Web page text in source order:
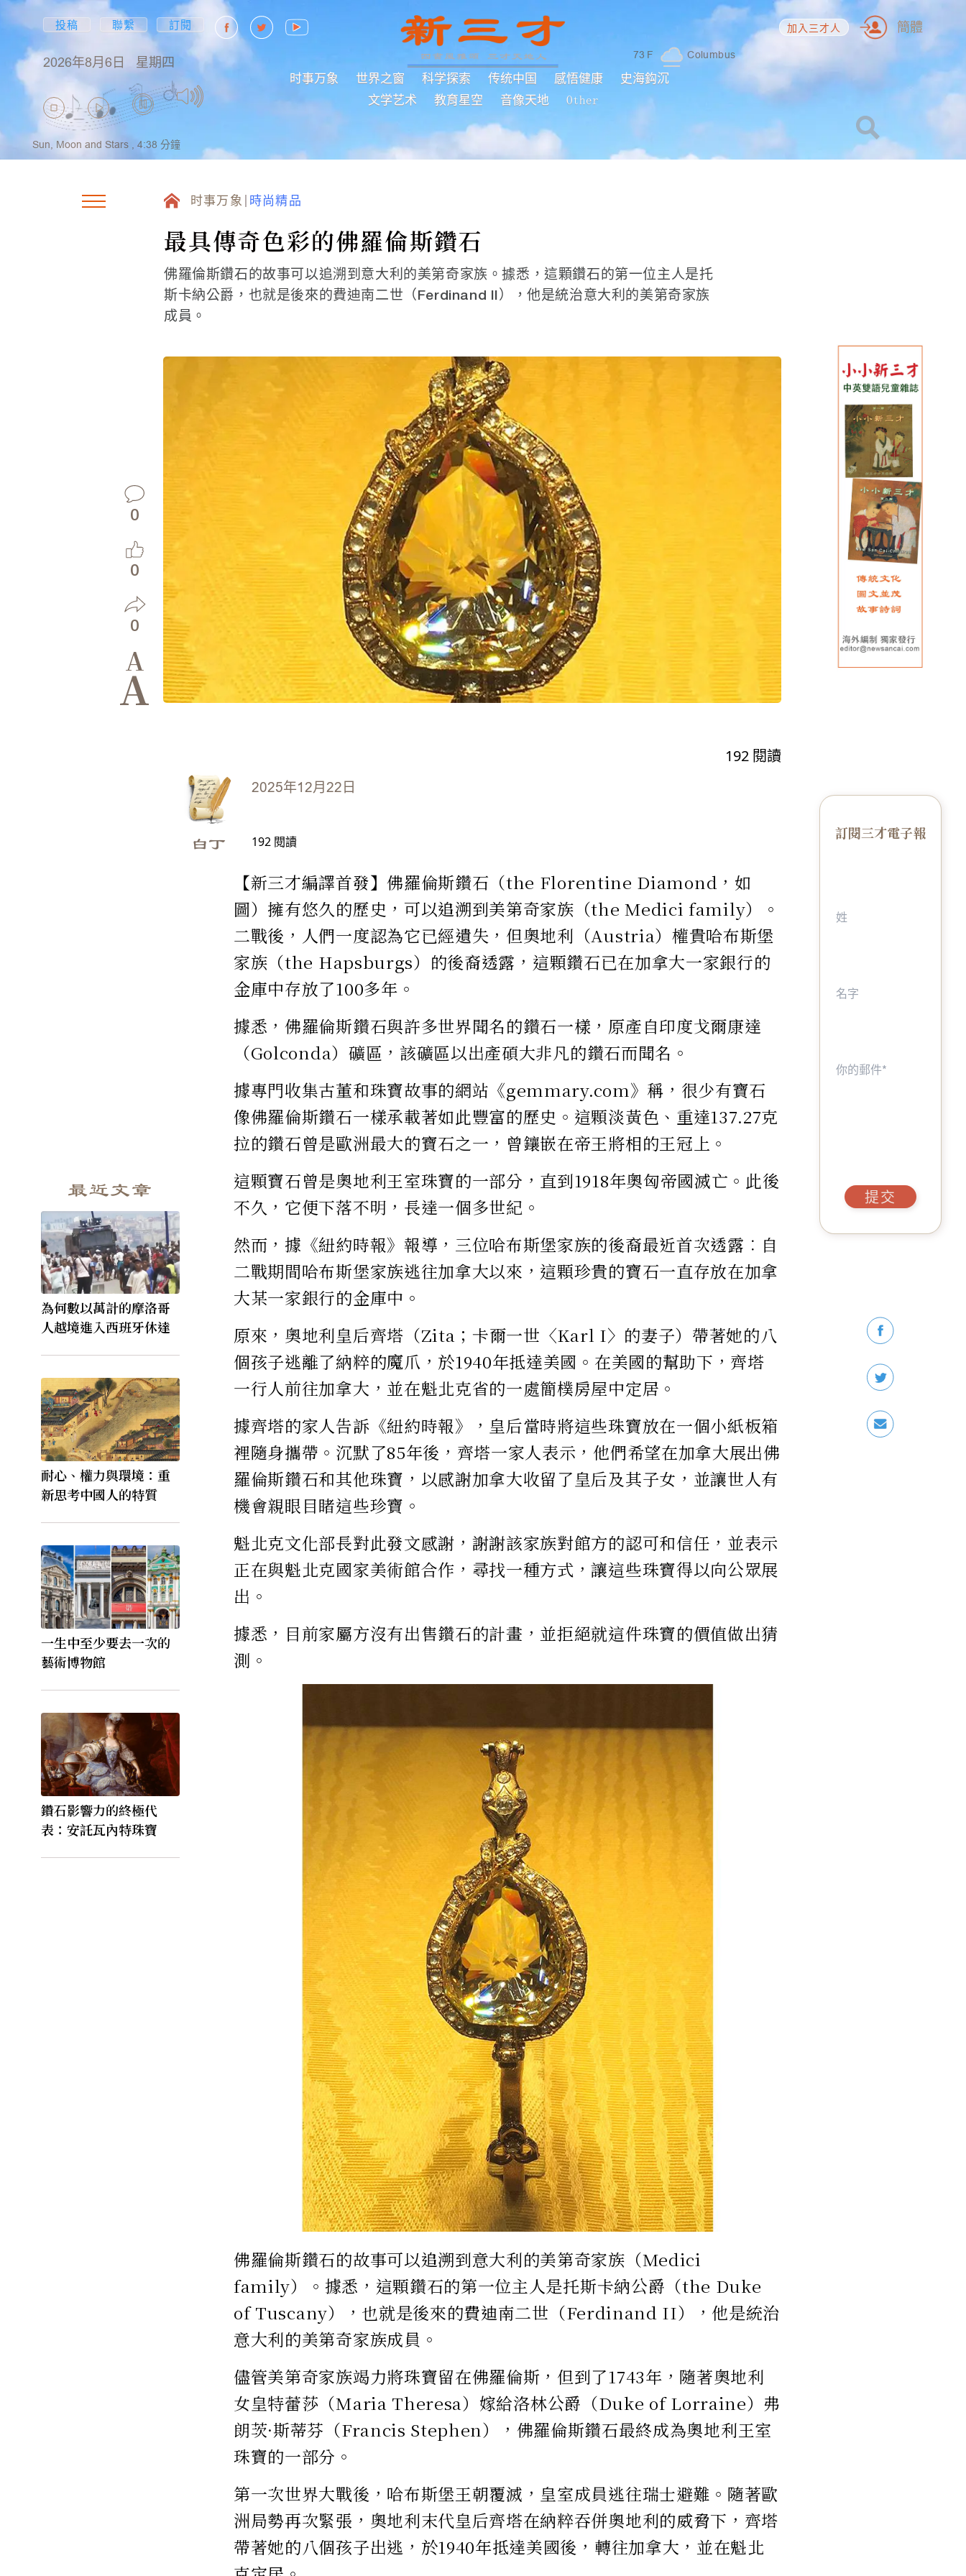
投稿 聯繫 訂閱
2026年8月6日 星期四 73 F Columbus
时事万象 世界之窗 科学探索 传统中国 感悟健康
史海鈎沉
文学艺术
教育星空 音像天地 Other
加入三才人 簡體
Sun, Moon and Stars , 4:38 分鐘
时事万象 時尚精品
最具傳奇色彩的佛羅倫斯鑽石
佛羅倫斯鑽石的故事可以追溯到意大利的美第奇家族。據悉，這顆鑽石的第一位主人是托
斯卡納公爵，也就是後來的費迪南二世（Ferdinand II），他是統治意大利的美第奇家族
成員。
0
0
0
A
A
192 閱讀
最近文章
為何數以萬計的摩洛哥
人越境進入西班牙休達
耐心、權力與環境：重
新思考中國人的特質
一生中至少要去一次的
藝術博物館
鑽石影響力的終極代
表：安託瓦內特珠寶
2025年12月22日
白丁 192 閱讀
【新三才編譯首發】佛羅倫斯鑽石（the Florentine Diamond，如
圖）擁有悠久的歷史，可以追溯到美第奇家族（the Medici family）。
二戰後，人們一度認為它已經遺失，但奧地利（Austria）權貴哈布斯堡
家族（the Hapsburgs）的後裔透露，這顆鑽石已在加拿大一家銀行的
金庫中存放了100多年。
據悉，佛羅倫斯鑽石與許多世界聞名的鑽石一樣，原產自印度戈爾康達
（Golconda）礦區，該礦區以出產碩大非凡的鑽石而聞名。
據專門收集古董和珠寶故事的網站《gemmary.com》稱，很少有寶石
像佛羅倫斯鑽石一樣承載著如此豐富的歷史。這顆淡黃色、重達137.27克
拉的鑽石曾是歐洲最大的寶石之一，曾鑲嵌在帝王將相的王冠上。
這顆寶石曾是奧地利王室珠寶的一部分，直到1918年奧匈帝國滅亡。此後
不久，它便下落不明，長達一個多世紀。
然而，據《紐約時報》報導，三位哈布斯堡家族的後裔最近首次透露︰自
二戰期間哈布斯堡家族逃往加拿大以來，這顆珍貴的寶石一直存放在加拿
大某一家銀行的金庫中。
原來，奧地利皇后齊塔（Zita；卡爾一世〈Karl I〉的妻子）帶著她的八
個孩子逃離了納粹的魔爪，於1940年抵達美國。在美國的幫助下，齊塔
一行人前往加拿大，並在魁北克省的一處簡樸房屋中定居。
據齊塔的家人告訴《紐約時報》，皇后當時將這些珠寶放在一個小紙板箱
裡隨身攜帶。沉默了85年後，齊塔一家人表示，他們希望在加拿大展出佛
羅倫斯鑽石和其他珠寶，以感謝加拿大收留了皇后及其子女，並讓世人有
機會親眼目睹這些珍寶。
魁北克文化部長對此發文感謝，謝謝該家族對館方的認可和信任，並表示
正在與魁北克國家美術館合作，尋找一種方式，讓這些珠寶得以向公眾展
出。
據悉，目前家屬方沒有出售鑽石的計畫，並拒絕就這件珠寶的價值做出猜
測。
佛羅倫斯鑽石的故事可以追溯到意大利的美第奇家族（Medici
family）。據悉，這顆鑽石的第一位主人是托斯卡納公爵（the Duke
of Tuscany），也就是後來的費迪南二世（Ferdinand II），他是統治
意大利的美第奇家族成員。
儘管美第奇家族竭力將珠寶留在佛羅倫斯，但到了1743年，隨著奧地利
女皇特蕾莎（Maria Theresa）嫁給洛林公爵（Duke of Lorraine）弗
朗茨·斯蒂芬（Francis Stephen），佛羅倫斯鑽石最終成為奧地利王室
珠寶的一部分。
第一次世界大戰後，哈布斯堡王朝覆滅，皇室成員逃往瑞士避難。隨著歐
洲局勢再次緊張，奧地利末代皇后齊塔在納粹吞併奧地利的威脅下，齊塔
帶著她的八個孩子出逃，於1940年抵達美國後，轉往加拿大，並在魁北
訂閱三才電子報
提交